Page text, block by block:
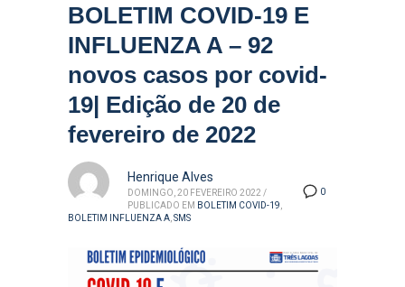
BOLETIM COVID-19 E
INFLUENZA A – 92
novos casos por covid-
19| Edição de 20 de
fevereiro de 2022
0
Henrique Alves
DOMINGO, 20 FEVEREIRO 2022 /
PUBLICADO EM BOLETIM COVID-19
BOLETIM INFLUENZA A SMS